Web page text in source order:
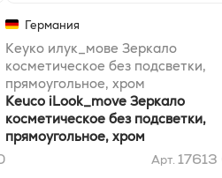
Германия
Кеуко илук_мове Зеркало
косметическое без подсветки,
прямоугольное, хром
Keuco iLook_move Зеркало
косметическое без подсветки,
прямоугольное, хром
Арт.